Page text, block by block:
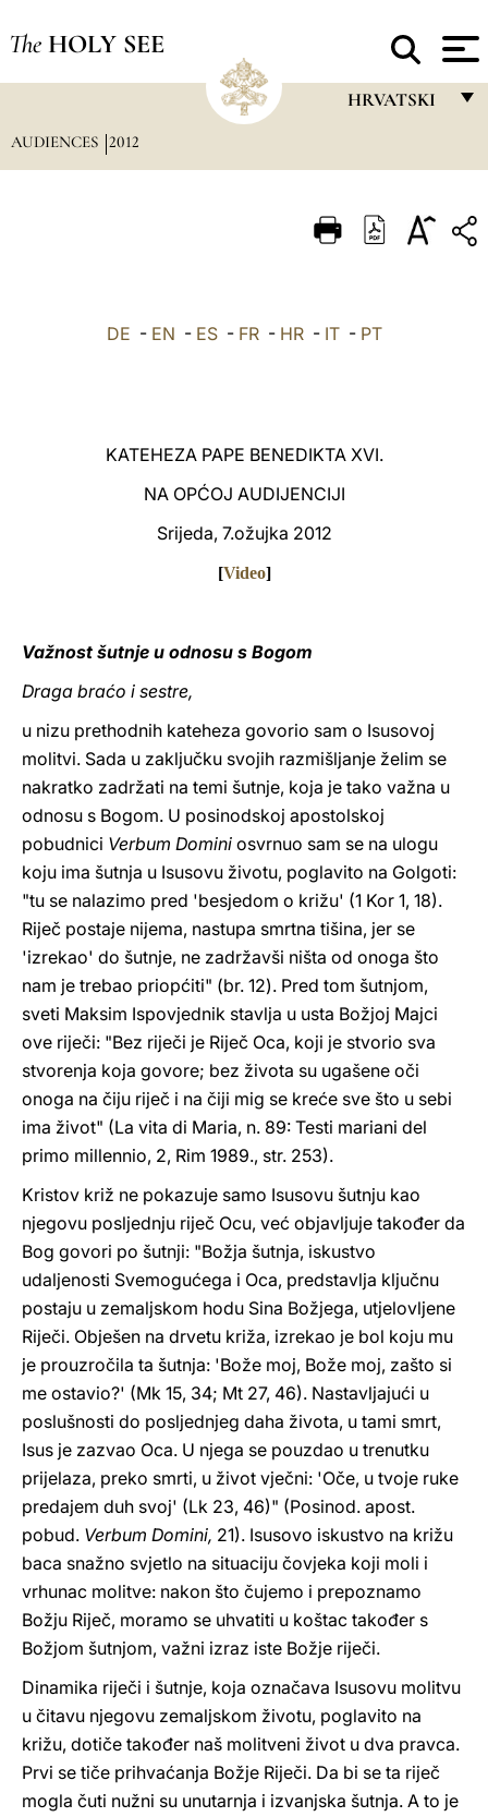
The HOLY SEE
HRVATSKI
ITALIANO
AUDIENCES 2012
DE - EN - ES- FR- HR- IT- PT
KATEHEZA PAPE BENEDIKTA XVI.
NA OPĆOJ AUDIJENCIJI
Srijeda, 7.ožujka 2012
[Video]
Važnost šutnje u odnosu s Bogom
Draga braćo i sestre,
u nizu prethodnih kateheza govorio sam o Isusovoj
molitvi. Sada u zaključku svojih razmišljanje želim se
nakratko zadržati na temi šutnje, koja je tako važna u
odnosu s Bogom. U posinodskoj apostolskoj
pobudnici Verbum Domini osvrnuo sam se na ulogu
koju ima šutnja u Isusovu životu, poglavito na Golgoti:
"tu se nalazimo pred 'besjedom o križu' (1 Kor 1, 18).
Riječ postaje nijema, nastupa smrtna tišina, jer se
'izrekao' do šutnje, ne zadržavši ništa od onoga što
nam je trebao priopćiti" (br. 12). Pred tom šutnjom,
sveti Maksim Ispovjednik stavlja u usta Božjoj Majci
ove riječi: "Bez riječi je Riječ Oca, koji je stvorio sva
stvorenja koja govore; bez života su ugašene oči
onoga na čiju riječ i na čiji mig se kreće sve što u sebi
ima život" (La vita di Maria, n. 89: Testi mariani del
primo millennio, 2, Rim 1989., str. 253).
Kristov križ ne pokazuje samo Isusovu šutnju kao
njegovu posljednju riječ Ocu, već objavljuje također da
Bog govori po šutnji: "Božja šutnja, iskustvo
udaljenosti Svemogućega i Oca, predstavlja ključnu
postaju u zemaljskom hodu Sina Božjega, utjelovljene
Riječi. Obješen na drvetu križa, izrekao je bol koju mu
je prouzročila ta šutnja: 'Bože moj, Bože moj, zašto si
me ostavio?' (Mk 15, 34; Mt 27, 46). Nastavljajući u
poslušnosti do posljednjeg daha života, u tami smrt,
Isus je zazvao Oca. U njega se pouzdao u trenutku
prijelaza, preko smrti, u život vječni: 'Oče, u tvoje ruke
predajem duh svoj' (Lk 23, 46)" (Posinod. apost.
pobud. Verbum Domini, 21). Isusovo iskustvo na križu
baca snažno svjetlo na situaciju čovjeka koji moli i
vrhunac molitve: nakon što čujemo i prepoznamo
Božju Riječ, moramo se uhvatiti u koštac također s
Božjom šutnjom, važni izraz iste Božje riječi.
Dinamika riječi i šutnje, koja označava Isusovu molitvu
u čitavu njegovu zemaljskom životu, poglavito na
križu, dotiče također naš molitveni život u dva pravca.
Prvi se tiče prihvaćanja Božje Riječi. Da bi se ta riječ
mogla čuti nužni su unutarnja i izvanjska šutnja. A to je